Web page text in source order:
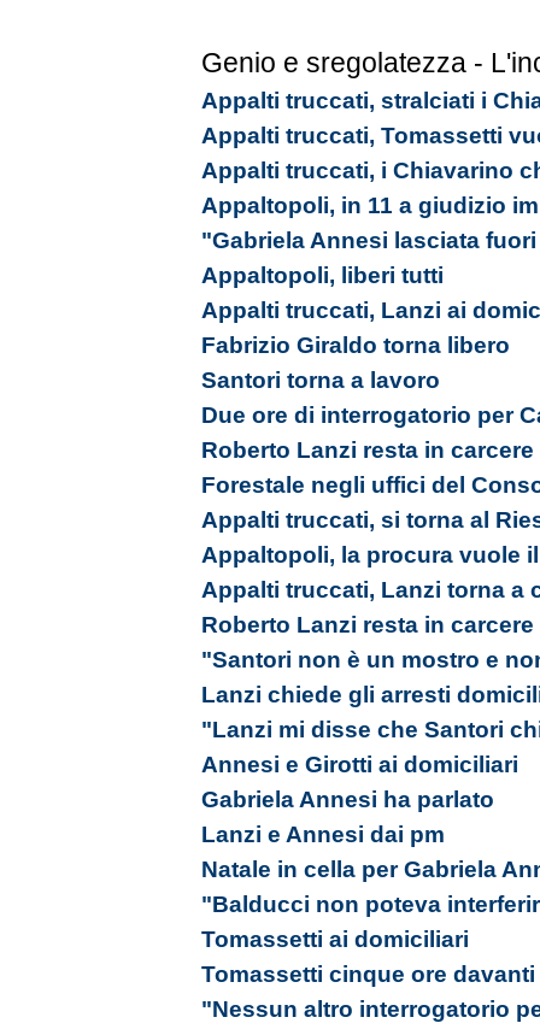
Genio e sregolatezza -
Appalti truccati, stralciati i
Appalti truccati, Tomassetti
Appalti truccati, i Chiavarino
Appaltopoli, in 11 a giudizio
"Gabriela Annesi lasciata
Appaltopoli, liberi tutti
Appalti truccati, Lanzi ai
Fabrizio Giraldo torna libero
Santori torna a lavoro
Due ore di interrogatorio per
Roberto Lanzi resta in carcere
Forestale negli uffici del
Appalti truccati, si torna al
Appaltopoli, la procura vuole
Appalti truccati, Lanzi torna a
Roberto Lanzi resta in carcere
"Santori non è un mostro e
Lanzi chiede gli arresti
"Lanzi mi disse che Santori
Annesi e Girotti ai domiciliari
Gabriela Annesi ha parlato
Lanzi e Annesi dai pm
Natale in cella per Gabriela
"Balducci non poteva
Tomassetti ai domiciliari
Tomassetti cinque ore davanti
"Nessun altro interrogatorio